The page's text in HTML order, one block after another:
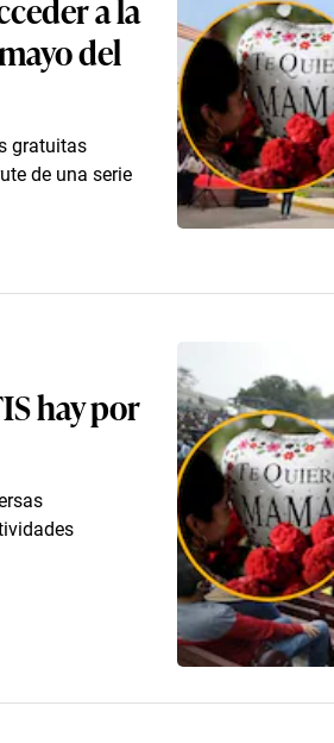
del
gratuitas
de una serie
hay por